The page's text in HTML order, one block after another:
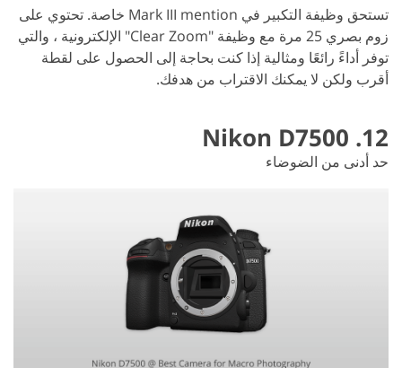
تستحق وظيفة التكبير في Mark III mention خاصة. تحتوي على
زوم بصري 25 مرة مع وظيفة "Clear Zoom" الإلكترونية ، والتي
توفر أداءً رائعًا ومثالية إذا كنت بحاجة إلى الحصول على لقطة
أقرب ولكن لا يمكنك الاقتراب من هدفك.
12. Nikon D7500
حد أدنى من الضوضاء